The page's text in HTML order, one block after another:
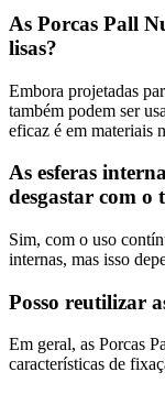
As Porcas Pall
lisas?
Embora projetadas
também podem ser
eficaz é em materiais
As esferas
desgastar com o
Sim, com o uso
internas, mas isso
Posso reutilizar
Em geral, as Porcas
características de